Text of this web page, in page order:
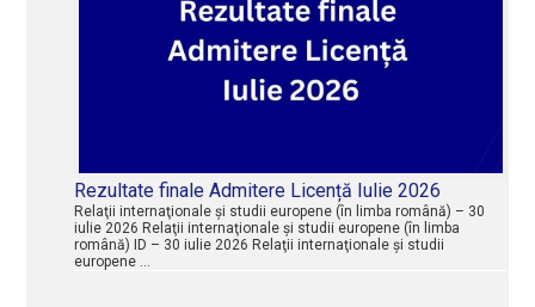
Rezultate finale Admitere Licență Iulie 2026
Relaţii internaţionale şi studii europene (în limba română) – 30
iulie 2026 Relaţii internaţionale şi studii europene (în limba
română) ID – 30 iulie 2026 Relaţii internaţionale şi studii
europene …